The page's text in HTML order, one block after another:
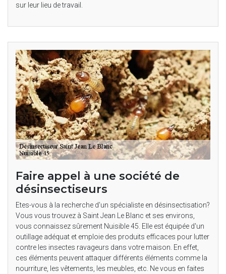
sur leur lieu de travail.
Faire appel à une société de
désinsectiseurs
Etes-vous à la recherche d'un spécialiste en désinsectisation?
Vous vous trouvez à Saint Jean Le Blanc et ses environs,
vous connaissez sûrement Nuisible 45. Elle est équipée d'un
outillage adéquat et emploie des produits efficaces pour lutter
contre les insectes ravageurs dans votre maison. En effet,
ces éléments peuvent attaquer différents éléments comme la
nourriture, les vêtements, les meubles, etc. Ne vous en faites